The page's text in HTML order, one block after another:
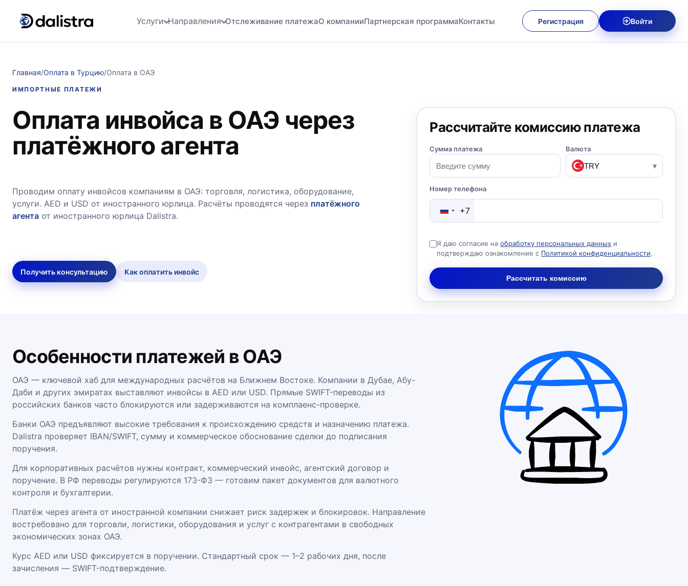
Услуги Направления Отслеживание платежаО компанииПартнерская программаКонтакты Регистрация Войти
Главная/Оплата в Турцию/Оплата в ОАЭ
ИМПОРТНЫЕ ПЛАТЕЖИ
Оплата инвойса в ОАЭ через
платёжного агента
Проводим оплату инвойсов компаниям в ОАЭ: торговля, логистика, оборудование,
услуги. AED и USD от иностранного юрлица. Расчёты проводятся через платёжного
агента от иностранного юрлица Dalistra.
Получить консультацию Как оплатить инвойс
Рассчитайте комиссию платежа
Сумма платежа Валюта
TRY ▾
Номер телефона
+7
Я даю согласие наобработку персональных данных и
подтверждаю ознакомление с Политикой конфиденциальности.
Рассчитать комиссию
Особенности платежей в ОАЭ
ОАЭ — ключевой хаб для международных расчётов на Ближнем Востоке. Компании в Дубае, Абу-
Даби и других эмиратах выставляют инвойсы в AED или USD. Прямые SWIFT-переводы из
российских банков часто блокируются или задерживаются на комплаенс-проверке.
Банки ОАЭ предъявляют высокие требования к происхождению средств и назначению платежа.
Dalistra проверяет IBAN/SWIFT, сумму и коммерческое обоснование сделки до подписания
поручения.
Для корпоративных расчётов нужны контракт, коммерческий инвойс, агентский договор и
поручение. В РФ переводы регулируются 173-ФЗ — готовим пакет документов для валютного
контроля и бухгалтерии.
Платёж через агента от иностранной компании снижает риск задержек и блокировок. Направление
востребовано для торговли, логистики, оборудования и услуг с контрагентами в свободных
экономических зонах ОАЭ.
Курс AED или USD фиксируется в поручении. Стандартный срок — 1–2 рабочих дня, после
зачисления — SWIFT-подтверждение.